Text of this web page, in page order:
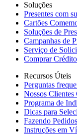
Soluções
Presentes com
Cartões
Soluções de
Campanhas de
Serviço de
Comprar
Recursos Úteis
Perguntas
Nossos
Programa de
Dicas para
Fazendo
Instruções em